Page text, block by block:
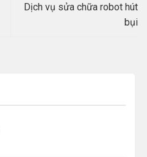
Dịch vụ sửa chữa robot hút
bụi